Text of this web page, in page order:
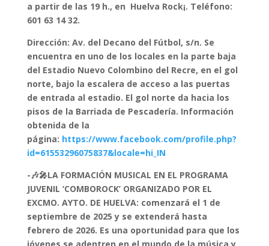
a partir de las 19 h., en Huelva Rock¡. Teléfono:
601 63 14 32.
Dirección: Av. del Decano del Fútbol, s/n. Se
encuentra en uno de los locales en la parte baja
del Estadio Nuevo Colombino del Recre, en el gol
norte, bajo la escalera de acceso a las puertas
de entrada al estadio. El gol norte da hacia los
pisos de la Barriada de Pescadería. Información
obtenida de la
página: https://www.facebook.com/profile.php?
id=61553296075837&locale=hi_IN
-🎶🎤LA FORMACIÓN MUSICAL EN EL PROGRAMA
JUVENIL ‘COMBOROCK’ ORGANIZADO POR EL
EXCMO. AYTO. DE HUELVA: comenzará el 1 de
septiembre de 2025 y se extenderá hasta
febrero de 2026. Es una oportunidad para que los